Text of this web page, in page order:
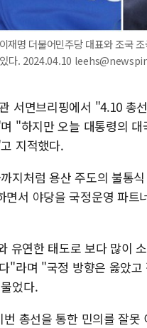
재명 더불어민주당 대표와 조국
있다. 2024.04.10
서면브리핑에서 "4.10 총
"하지만 오늘 대통령의
지적했다.
지처럼 용산 주도의 불통
면서 야당을 국정운영 파
유연한 태도로 보다 많이
"라며 "국정 방향은 옳았
었다.
총선을 통한 민의를 잘